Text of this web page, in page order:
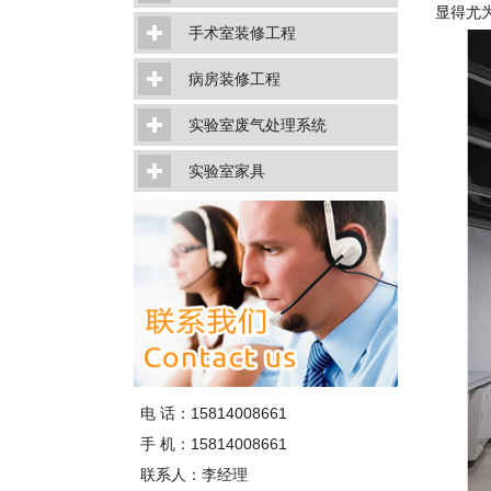
手术室装修工程
病房装修工程
实验室废气处理系统
实验室家具
电 话：15814008661
手 机：15814008661
联系人：李经理
显得尤